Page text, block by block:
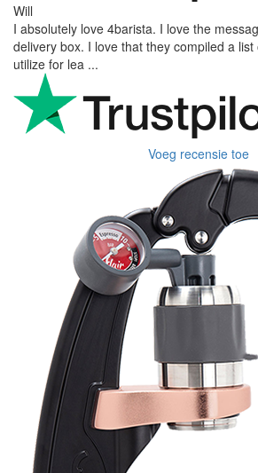
Will
I absolutely love 4barista. I love the
delivery box. I love that they compiled a
utilize for lea ...
Voeg recensie toe